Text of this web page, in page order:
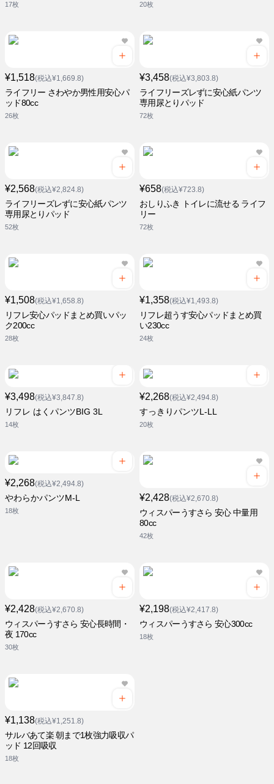
17枚 20枚
¥1,518(税込¥1,669.8)
ライフリー さわやか男性用安心パ
ッド80cc
26枚
¥3,458(税込¥3,803.8)
ライフリーズレずに安心紙パンツ
専用尿とりパッド
72枚
¥2,568(税込¥2,824.8)
ライフリーズレずに安心紙パンツ
専用尿とりパッド
52枚
¥658(税込¥723.8)
おしりふき トイレに流せる ライフ
リー
72枚
¥1,508(税込¥1,658.8)
リフレ安心パッドまとめ買いパッ
ク200cc
28枚
¥1,358(税込¥1,493.8)
リフレ超うす安心パッドまとめ買
い230cc
24枚
¥3,498(税込¥3,847.8)
リフレ はくパンツBIG 3L
14枚
¥2,268(税込¥2,494.8)
すっきりパンツL-LL
20枚
¥2,268(税込¥2,494.8)
やわらかパンツM-L
18枚
¥2,428(税込¥2,670.8)
ウィスパーうすさら 安心 中量用
80cc
42枚
¥2,428(税込¥2,670.8)
ウィスパーうすさら 安心長時間・
夜 170cc
30枚
¥2,198(税込¥2,417.8)
ウィスパーうすさら 安心300cc
18枚
¥1,138(税込¥1,251.8)
サルバあて楽 朝まで1枚強力吸収パ
ッド 12回吸収
18枚